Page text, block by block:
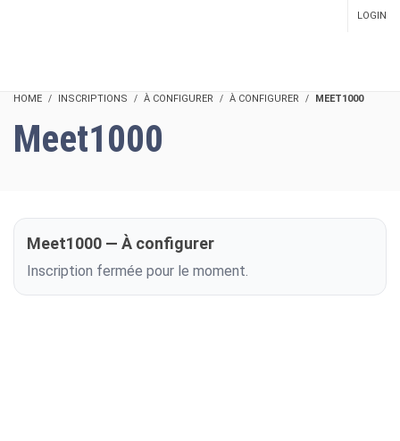
LOGIN
HOME INSCRIPTIONS À CONFIGURER À CONFIGURER MEET1000
Meet1000
Meet1000 — À configurer
Inscription fermée pour le moment.